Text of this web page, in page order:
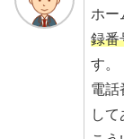
ホー
録番
す。
電話
して